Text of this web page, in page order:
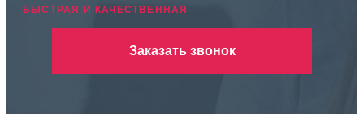
БЫСТРАЯ И КАЧЕСТВЕННАЯ
Заказать звонок